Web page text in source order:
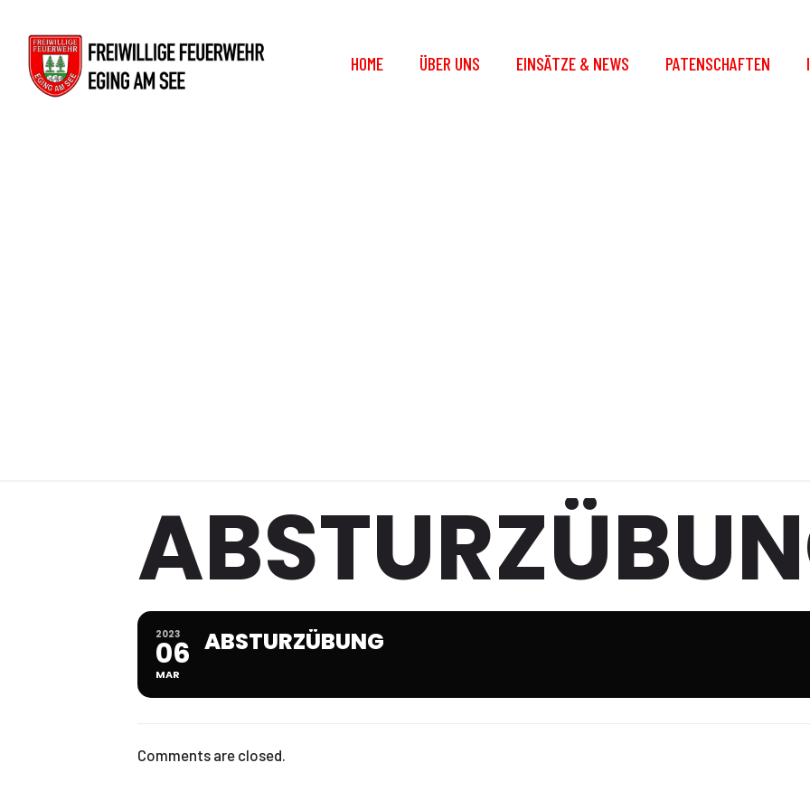
HOME ÜBER UNS EINSÄTZE & NEWS PATENSCHAFTEN
2023
06
MAR
ABSTURZÜBUNG
Comments are closed.